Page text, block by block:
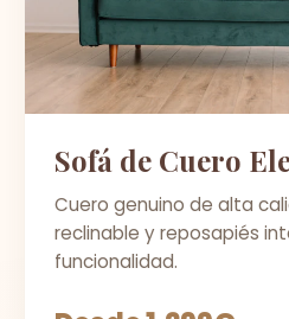
Sofá de Cuero
Cuero genuino de alta
reclinable y reposapiés
funcionalidad.